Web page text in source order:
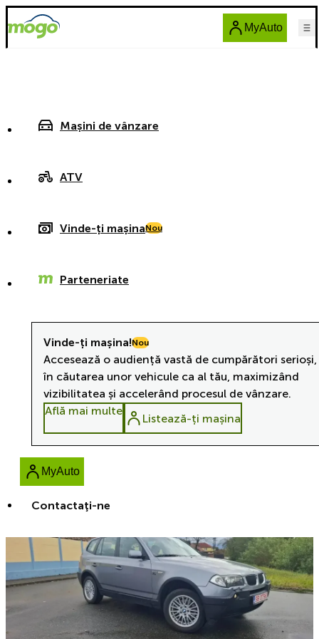
MyAuto
Mașini de vânzare
ATV
Vinde-ți mașinaNou
Parteneriate
Contactaţi-ne
Vinde-ți mașina!Nou
Accesează o audiență vastă de cumpărători
în căutarea unor vehicule ca al tău, maximizând
vizibilitatea și accelerând procesul de vânzare.
Află mai multe
Listează-ți mașina
MyAuto